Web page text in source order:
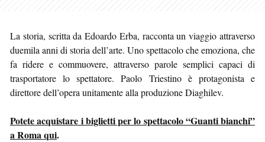
La storia, scritta da Edoardo Erba, racconta un viaggio attraverso
duemila anni di storia dell’arte. Uno spettacolo che emoziona, che
fa ridere e commuovere, attraverso parole semplici capaci di
trasportatore lo spettatore. Paolo Triestino è protagonista e
direttore dell’opera unitamente alla produzione Diaghilev.
Potete acquistare i biglietti per lo spettacolo “Guanti bianchi”
a Roma qui.